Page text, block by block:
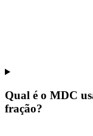
Qual é o MDC
fração?